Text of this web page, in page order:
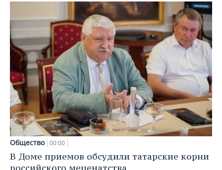
Общество 00:00
В Доме приемов обсудили татарские корни